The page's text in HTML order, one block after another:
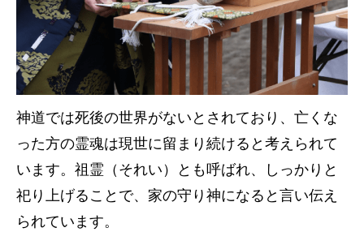
神道では死後の世界がないとされており、亡くな
った方の霊魂は現世に留まり続けると考えられて
います。祖霊（それい）とも呼ばれ、しっかりと
祀り上げることで、家の守り神になると言い伝え
られています。